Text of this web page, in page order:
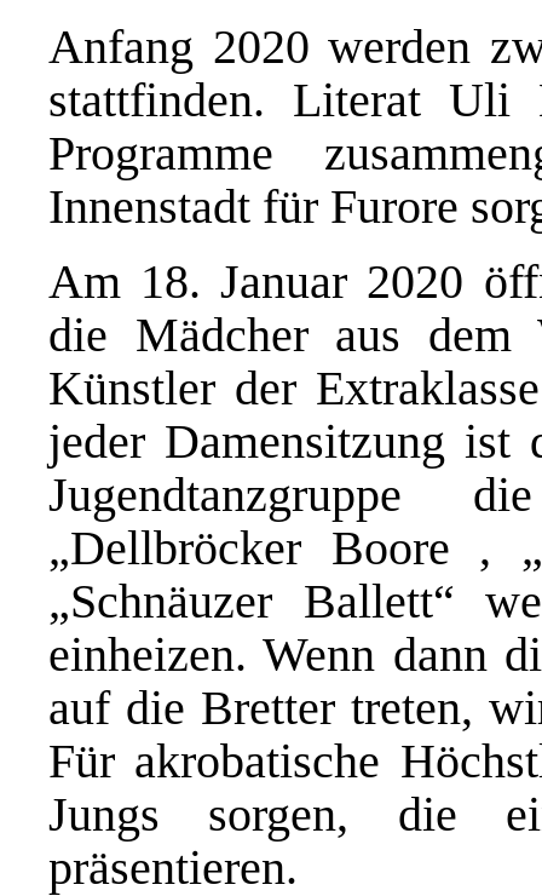
Anfang 2020 werden
stattfinden. Literat Uli
Programme
Innenstadt für Furore
Am 18. Januar 2020
die Mädcher aus
Künstler der
jeder Damensitzung ist
Jugendtanzgruppe
„Dellbröcker Boore ,
„Schnäuzer Ballett“
einheizen. Wenn dann
auf die Bretter treten,
Für akrobatische
Jungs sorgen, die
präsentieren.